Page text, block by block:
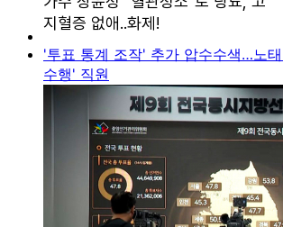
'투표 통계 조작' 추가 압수수색…노
수행' 직원